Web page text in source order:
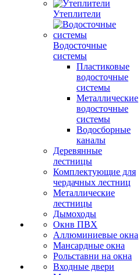
Утеплители
Водосточные
системы
Пластиковые
водосточные
системы
Металлические
водосточные
системы
Водосборные
каналы
Деревянные
лестницы
Комплектующие для
чердачных лестниц
Металлические
лестницы
Дымоходы
Окнв ПВХ
Аллюминиевые окна
Мансардные окна
Рольставни на окна
Входные двери